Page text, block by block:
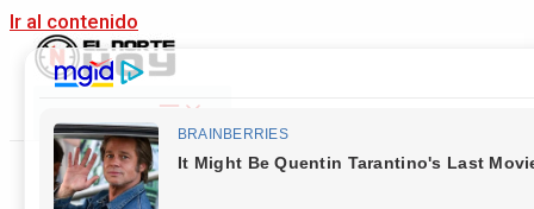
Ir al contenido
Main Menu